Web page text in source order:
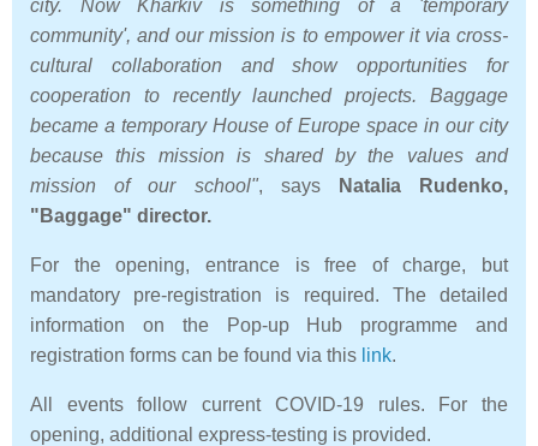
city. Now Kharkiv is something of a 'temporary
community', and our mission is to empower it via cross-
cultural collaboration and show opportunities for
cooperation to recently launched projects. Baggage
became a temporary House of Europe space in our city
because this mission is shared by the values and
mission of our school", says
Natalia Rudenko,
"Baggage" director.
For the opening, entrance is free of charge, but
mandatory pre-registration is required. The detailed
information on the Pop-up Hub programme and
registration forms can be found via this link.
All events follow current COVID-19 rules. For the
opening, additional express-testing is provided.